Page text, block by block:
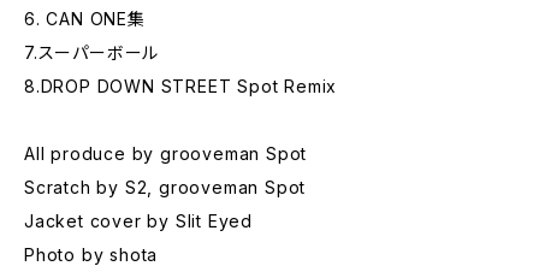
6. CAN ONE集
7.スーパーボール
8.DROP DOWN STREET Spot Remix
All produce by grooveman Spot
Scratch by S2, grooveman Spot
Jacket cover by Slit Eyed
Photo by shota